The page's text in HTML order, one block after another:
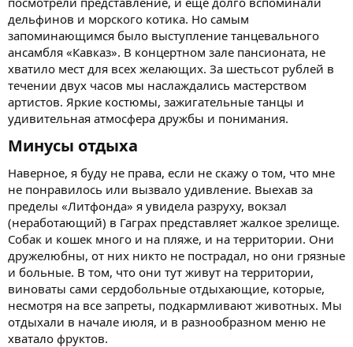
дельфинов и морского котика. Но самым
запоминающимся было выступление танцевального
ансамбля «Кавказ». В концертном зале пансионата, не
хватило мест для всех желающих. За шестьсот рублей в
течении двух часов мы наслаждались мастерством
артистов. Яркие костюмы, зажигательные танцы и
удивительная атмосфера дружбы и понимания.
Минусы отдыха​
Наверное, я буду не права, если не скажу о том, что мне
не понравилось или вызвало удивление. Выехав за
пределы «Литфонда» я увидела разруху, вокзал
(неработающий) в Гаграх представляет жалкое зрелище.
Собак и кошек много и на пляже, и на территории. Они
дружелюбны, от них никто не пострадал, но они грязные
и больные. В том, что они тут живут на территории,
виноваты сами сердобольные отдыхающие, которые,
несмотря на все запреты, подкармливают животных. Мы
отдыхали в начале июля, и в разнообразном меню не
хватало фруктов.